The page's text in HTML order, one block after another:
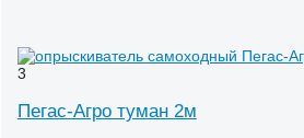
3
Пегас-Агро туман 2м